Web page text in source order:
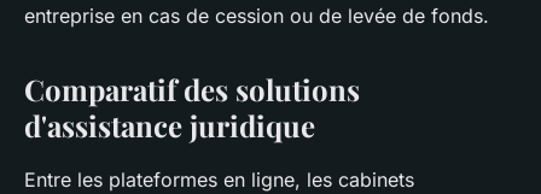
entreprise en cas de cession ou de levée de fonds.
Comparatif des solutions
d'assistance juridique
Entre les plateformes en ligne, les cabinets